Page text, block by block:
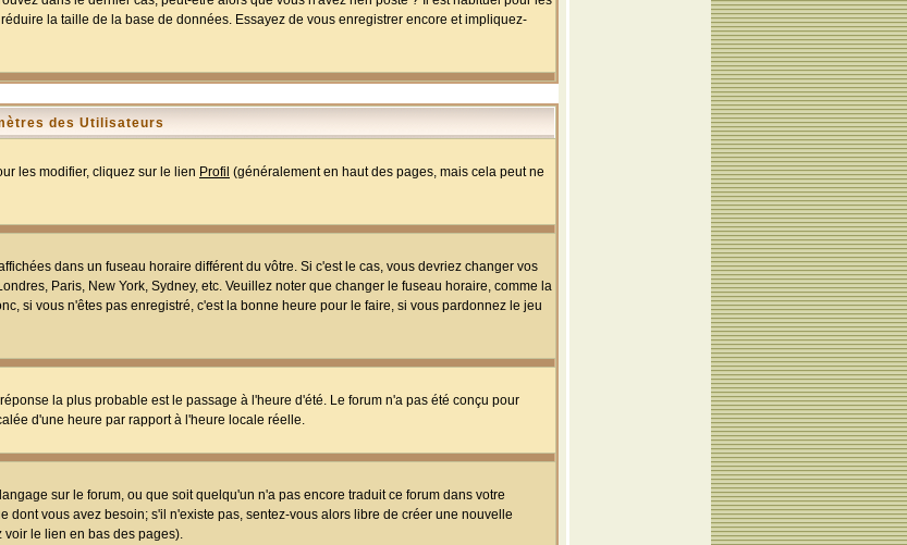
la taille de la base de données. Essayez de vous enregistrer encore et impliquez-
des Utilisateurs
les modifier, cliquez sur le lien Profil (généralement en haut des pages, mais cela peut ne
dans un fuseau horaire différent du vôtre. Si c'est le cas, vous devriez changer vos
Paris, New York, Sydney, etc. Veuillez noter que changer le fuseau horaire, comme la
si vous n'êtes pas enregistré, c'est la bonne heure pour le faire, si vous pardonnez le jeu
la plus probable est le passage à l'heure d'été. Le forum n'a pas été conçu pour
d'une heure par rapport à l'heure locale réelle.
sur le forum, ou que soit quelqu'un n'a pas encore traduit ce forum dans votre
vous avez besoin; s'il n'existe pas, sentez-vous alors libre de créer une nouvelle
le lien en bas des pages).